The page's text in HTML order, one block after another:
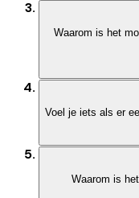
Waarom is het
Voel je iets als er
Waarom is